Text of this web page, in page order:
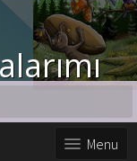
Menu